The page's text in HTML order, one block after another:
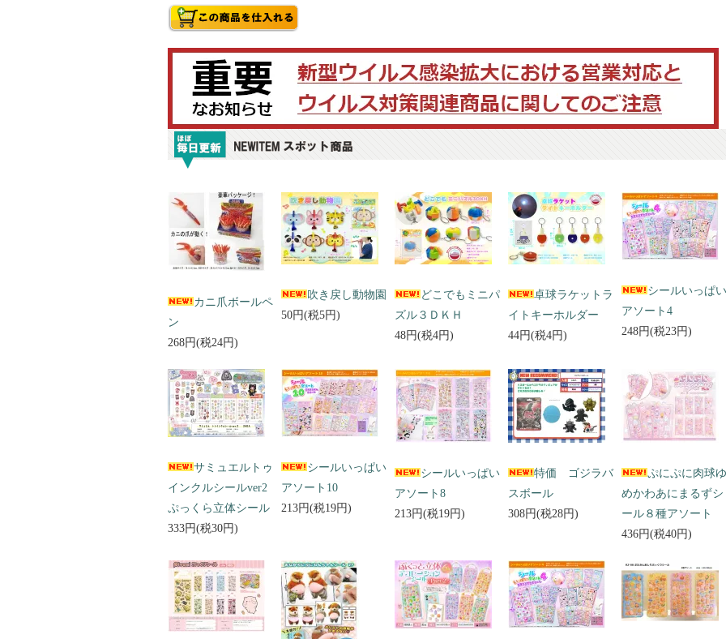
カニ爪ボールペ
ン
268円(税24円)
吹き戻し動物園
50円(税5円)
どこでもミニパ
ズル３ＤＫＨ
48円(税4円)
卓球ラケットラ
イトキーホルダー
44円(税4円)
シールいっぱい
アソート4
248円(税23円)
サミュエルトゥ
インクルシールver2
ぷっくら立体シール
333円(税30円)
シールいっぱい
アソート10
213円(税19円)
シールいっぱい
アソート8
213円(税19円)
特価 ゴジラバ
スボール
308円(税28円)
ぷにぷに肉球ゆ
めかわあにまるずシ
ール８種アソート
436円(税40円)